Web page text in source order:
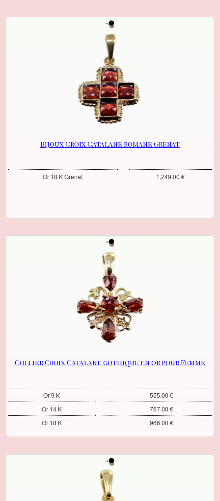
Bijoux Croix Catalane romane Grenat
Or 18 K Grenat 1,249.00 €
Collier Croix Catalane gothique en or pour Femme
Or 9 K
555.00 €
Or 14 K
767.00 €
Or 18 K
966.00 €